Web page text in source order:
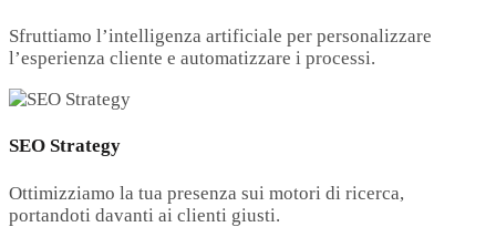
Sfruttiamo l’intelligenza artificiale per personalizzare
l’esperienza cliente e automatizzare i processi.
SEO Strategy
Ottimizziamo la tua presenza sui motori di ricerca,
portandoti davanti ai clienti giusti.